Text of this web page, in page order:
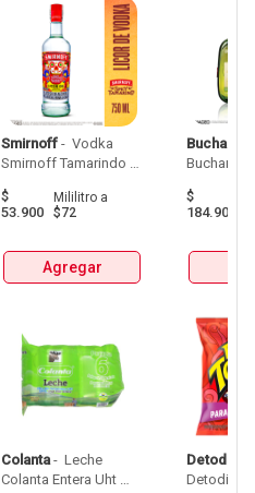
Smirnoff - Vodka
Smirnoff Tamarindo
$
53.900
Mililitroa
$72
Agregar
Colanta - Leche
Colanta Entera Uht
$
184.900
Detodito